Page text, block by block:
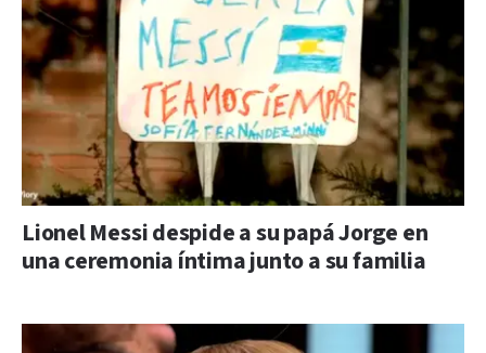
Lionel Messi despide a su papá Jorge en
una ceremonia íntima junto a su familia